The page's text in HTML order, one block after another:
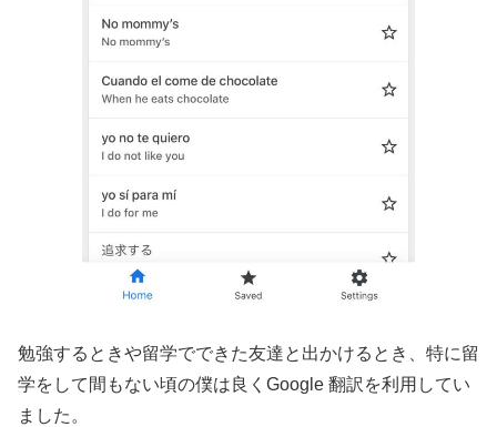
勉強するときや留学でできた友達と出かけるとき、特に留
学をして間もない頃の僕は良くGoogle 翻訳を利用してい
ました。